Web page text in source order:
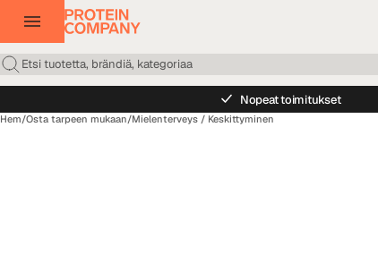
Nopeat toimitukset
Hem/Osta tarpeen mukaan/Mielenterveys / Keskittyminen